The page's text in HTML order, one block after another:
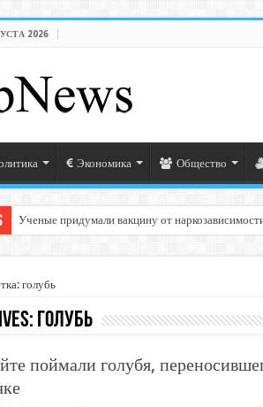
2026
Экономика Общество
Ученые придумали вакцину от
голубь
голубь
поймали голубя,